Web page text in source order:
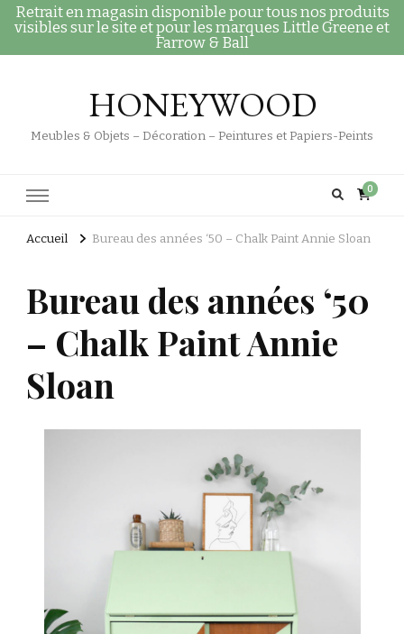
Retrait en magasin disponible pour tous nos produits
visibles sur le site et pour les marques Little Greene et
Farrow & Ball
HONEYWOOD
Meubles & Objets – Décoration – Peintures et Papiers-Peints
0
Accueil Bureau des années ‘50 – Chalk Paint Annie Sloan
Bureau des années ‘50
– Chalk Paint Annie
Sloan